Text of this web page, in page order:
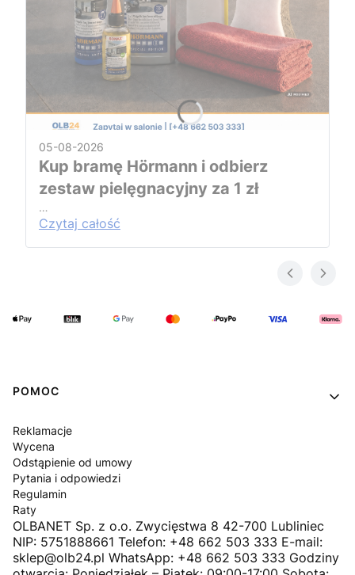
05-08-2026
Kup bramę Hörmann i odbierz
zestaw pielęgnacyjny za 1 zł
…
Czytaj całość
Linki w stopce
POMOC
Reklamacje
Wycena
Odstąpienie od umowy
Pytania i odpowiedzi
Regulamin
Raty
OLBANET Sp. z o.o. Zwycięstwa 8 42-700 Lubliniec
NIP: 5751888661 Telefon: +48 662 503 333 E-mail:
sklep@olb24.pl WhatsApp: +48 662 503 333 Godziny